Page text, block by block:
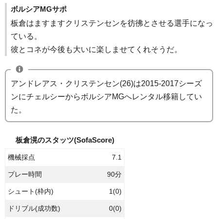
ボルシアMGサポ
板倉はますますクリステンセンを彷彿とさせる選手になっ
ている。
彼とコネが今後も大いに楽しませてくれそうだ。
アンドレアス・クリステンセン(26)は2015-2017シーズ
ンにチェルシーからボルシアMGへレンタル移籍してい
た。
板倉滉のスタッツ(SofaScore)
機械採点 7.1
プレー時間 90分
シュート(枠内) 1(0)
ドリブル(成功数) 0(0)